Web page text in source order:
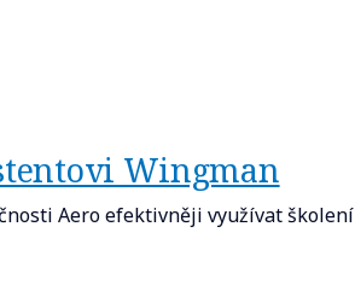
Wingman
Aero efektivněji využívat školení